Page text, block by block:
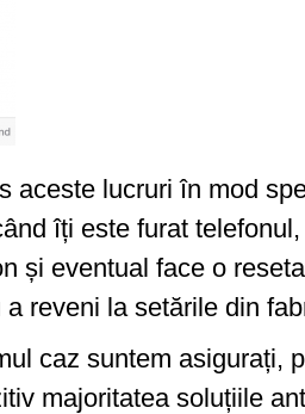
aceste lucruri în mod
îți este furat
și eventual face o
reveni la setările din
caz suntem asigurați,
majoritatea soluțiile